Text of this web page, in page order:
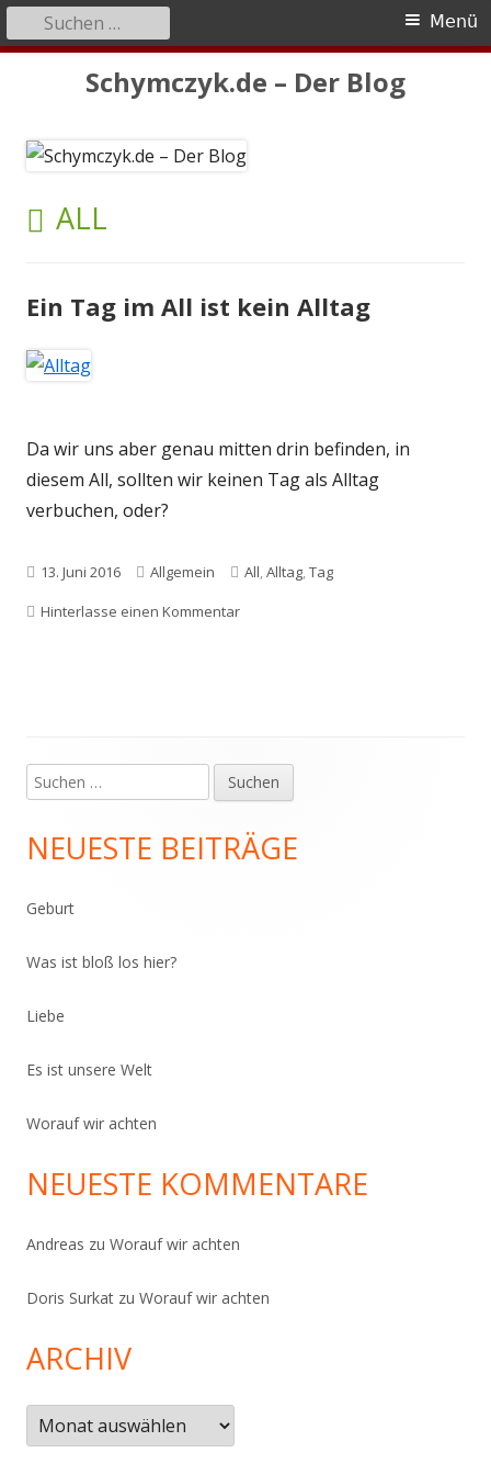
Schymczyk.de – Der Blog
Primäres
Menü
Suchen
nach:
SCHLAGWORT:
ALL
Ein Tag im All ist kein Alltag
Da wir uns aber genau mitten drin befinden, in
diesem All, sollten wir keinen Tag als Alltag
verbuchen, oder?
Veröffentlicht
am
13. Juni 2016 Kategorien
Allgemein Schlagwörter
All,Alltag,Tag
Hinterlasse einen Kommentarzu Ein Tag im All ist kein Alltag
Haupt-
Seitenleiste
Suchen
nach:
NEUESTE BEITRÄGE
Geburt
Was ist bloß los hier?
Liebe
Es ist unsere Welt
Worauf wir achten
NEUESTE KOMMENTARE
Andreas zu Worauf wir achten
Doris Surkat zu Worauf wir achten
ARCHIV
Archiv